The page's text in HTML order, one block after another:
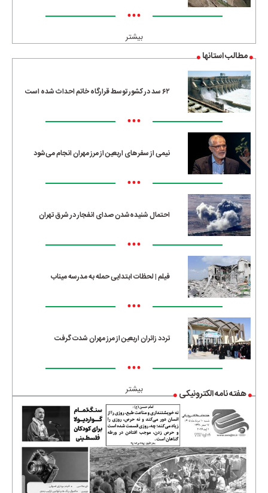
•••
بیشتر
مطالب استانها
۶۲ سد در کشور توسط قرارگاه خاتم احداث شده است
•••
نیمی از سفرهای اربعین از مرز مهران انجام می‌شود
•••
احتمال شنیده‌شدن صدای انفجار در شرق تهران
•••
فیلم | لحظات ابتدایی حمله به مدرسه میناب
•••
تردد زائران اربعین از مرز مهران شدت گرفت
•••
بیشتر هفته نامه الکترونیکی